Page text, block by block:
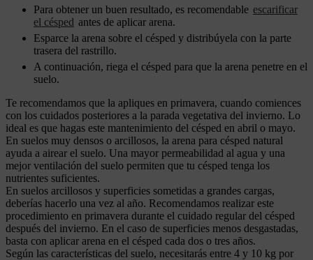
Para obtener un buen resultado, es recomendable escarificar
el césped antes de aplicar arena.
Esparce la arena sobre el césped y distribúyela con la parte
trasera del rastrillo.
A continuación, riega el césped para que la arena penetre en el
suelo.
Te recomendamos que la apliques en primavera, cuando comiences
con los cuidados posteriores a la parada vegetativa del invierno. Lo
ideal es que hagas este mantenimiento del césped en abril o mayo.
En suelos muy densos o arcillosos, la arena para césped natural
ayuda a airear el suelo. Una mayor permeabilidad al agua y una
mejor ventilación del suelo permiten que tu césped tenga los
nutrientes suficientes.
En suelos arcillosos y superficies sometidas a grandes cargas,
deberías hacerlo una vez al año. Recomendamos realizar este
procedimiento en primavera durante el cuidado regular del césped
después del invierno. En el caso de superficies menos desgastadas,
basta con aplicar arena en el césped cada dos o tres años.
Según las características del suelo, necesitarás entre 4 y 10 kg por